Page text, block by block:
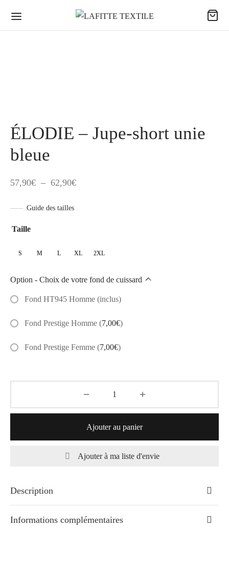
ÉLODIE – Jupe-short unie
bleue
57,90€ – 62,90€Plage
62,90€
Guide des tailles
Taille
S M L XL 2XL
Option - Choix de votre fond de cuissard
Fond HT945 Homme (inclus)
Fond Prestige Homme (7,00€)
Fond Prestige Femme (7,00€)
Ajouter au panier
Ajouter à ma liste d'envie
Description
Informations complémentaires